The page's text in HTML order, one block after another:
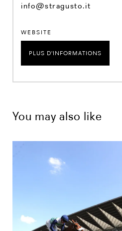
info@stragusto.it
WEBSITE
PLUS D'INFORMATIONS
You may also like